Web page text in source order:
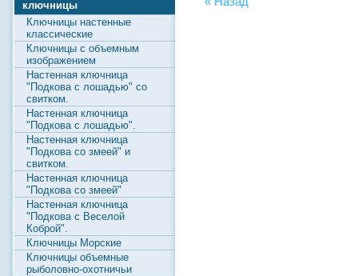
ключницы
Ключницы настенные
классические
Ключницы с объемным
изображением
Настенная ключница
"Подкова с лошадью" со
свитком.
Настенная ключница
"Подкова с лошадью".
Настенная ключница
"Подкова со змеей" и
свитком.
Настенная ключница
"Подкова со змеей"
Настенная ключница
"Подкова с Веселой
Коброй".
Ключницы Морские
Ключницы объемные
рыболовно-охотничьи